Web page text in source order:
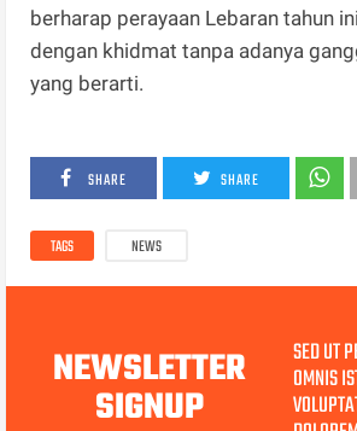
berharap perayaan Lebaran tahun
dengan khidmat tanpa adanya
yang berarti.
SHARE SHARE
TAGS NEWS
NEWSLETTER
SIGNUP
SED UT
OMNIS